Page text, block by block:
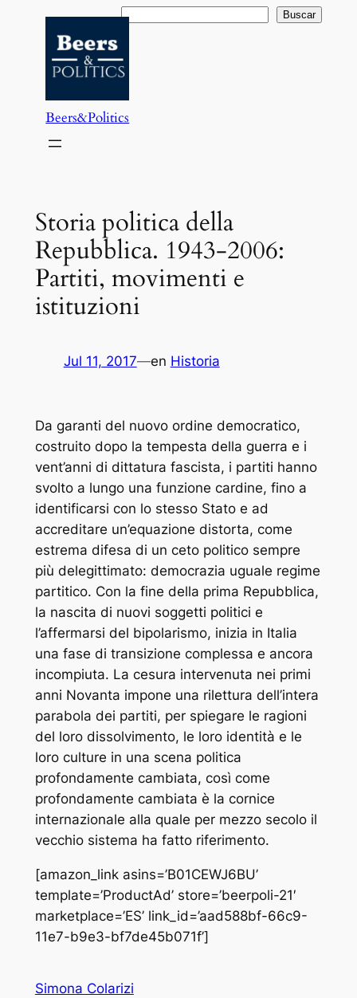
contenido
Buscar Buscar
Beers&Politics
Storia politica della
Repubblica. 1943-2006:
Partiti, movimenti e
istituzioni
Jul 11, 2017—en Historia
Da garanti del nuovo ordine democratico,
costruito dopo la tempesta della guerra e i
vent’anni di dittatura fascista, i partiti hanno
svolto a lungo una funzione cardine, fino a
identificarsi con lo stesso Stato e ad
accreditare un’equazione distorta, come
estrema difesa di un ceto politico sempre
più delegittimato: democrazia uguale regime
partitico. Con la fine della prima Repubblica,
la nascita di nuovi soggetti politici e
l’affermarsi del bipolarismo, inizia in Italia
una fase di transizione complessa e ancora
incompiuta. La cesura intervenuta nei primi
anni Novanta impone una rilettura dell’intera
parabola dei partiti, per spiegare le ragioni
del loro dissolvimento, le loro identità e le
loro culture in una scena politica
profondamente cambiata, così come
profondamente cambiata è la cornice
internazionale alla quale per mezzo secolo il
vecchio sistema ha fatto riferimento.
[amazon_link asins=’B01CEWJ6BU’
template=’ProductAd’ store=’beerpoli-21′
marketplace=’ES’ link_id=’aad588bf-66c9-
11e7-b9e3-bf7de45b071f’]
Simona Colarizi